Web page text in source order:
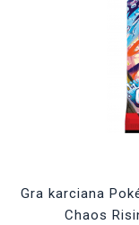
Gra karciana
Chaos